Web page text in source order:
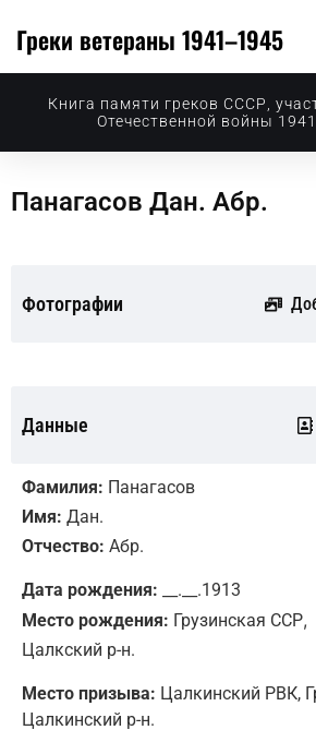
Греки ветераны 1941–1945
Книга памяти греков СССР,
Отечественной войны
Панагасов Дан. Абр.
Фотографии
Данные
Фамилия: Панагасов
Имя: Дан.
Отчество: Абр.
Дата рождения: __.__.1913
Место рождения: Грузинская ССР,
Цалкский р-н.
Место призыва: Цалкинский РВК,
Цалкинский р-н.